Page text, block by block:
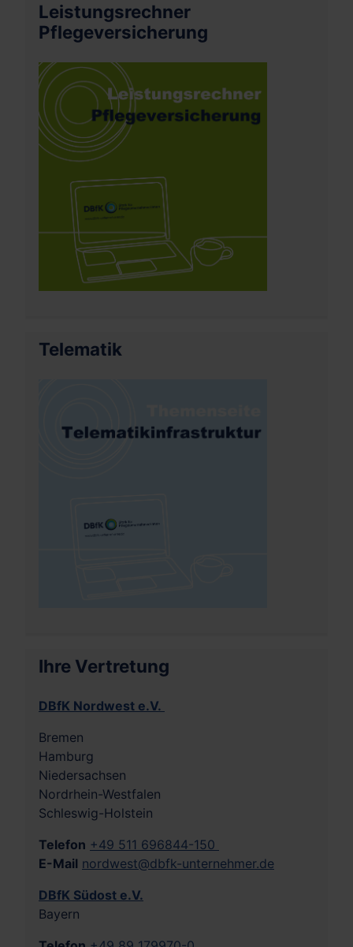
Leistungsrechner
Pflegeversicherung
Telematik
Ihre Vertretung
DBfK Nordwest e.V.
Bremen
Hamburg
Niedersachsen
Nordrhein-Westfalen
Schleswig-Holstein
Telefon +49 511 696844-150
E-Mail nordwest@dbfk-unternehmer.de
DBfK Südost e.V.
Bayern